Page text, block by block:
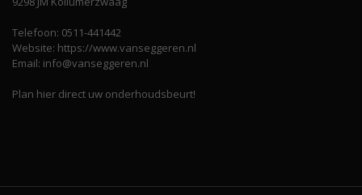
Telefoon: 0511-441442
Website: https://www.vanseggeren.nl
Email: info@vanseggeren.nl
Plan hier direct uw onderhoudsbeurt!